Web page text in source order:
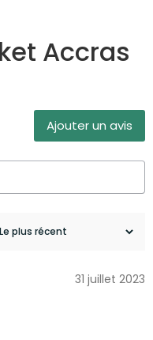
Accras
Ajouter un avis
31 juillet 2023